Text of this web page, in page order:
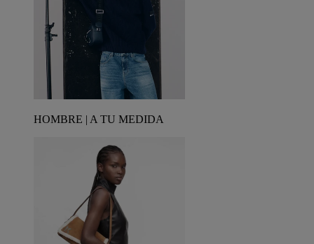
HOMBRE | A TU MEDIDA